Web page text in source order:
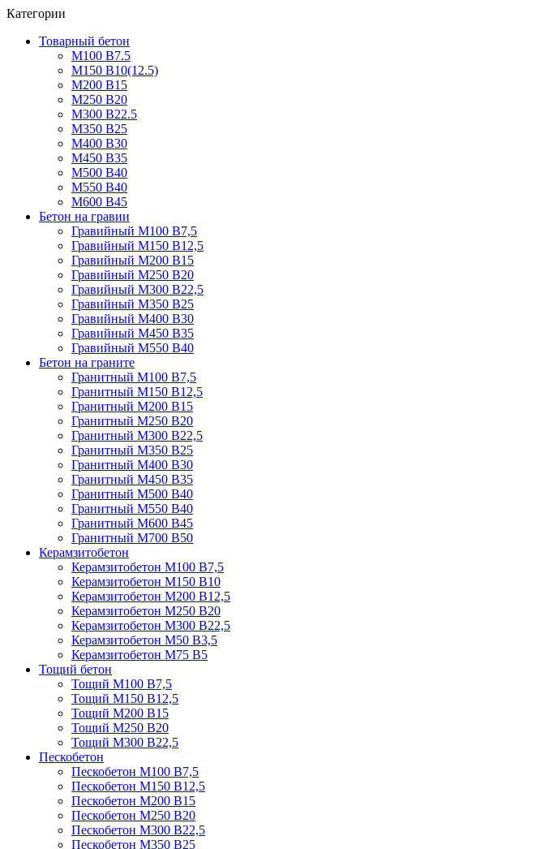
Категории
Товарный бетон
М100 В7.5
М150 В10(12.5)
М200 В15
М250 В20
М300 В22.5
М350 В25
М400 В30
М450 В35
М500 В40
М550 В40
М600 В45
Бетон на гравии
Гравийный М100 В7,5
Гравийный М150 В12,5
Гравийный М200 В15
Гравийный М250 В20
Гравийный М300 В22,5
Гравийный М350 В25
Гравийный М400 В30
Гравийный М450 В35
Гравийный М550 В40
Бетон на граните
Гранитный М100 В7,5
Гранитный М150 В12,5
Гранитный М200 В15
Гранитный М250 В20
Гранитный М300 В22,5
Гранитный М350 В25
Гранитный М400 В30
Гранитный М450 В35
Гранитный М500 В40
Гранитный М550 В40
Гранитный М600 В45
Гранитный М700 В50
Керамзитобетон
Керамзитобетон М100 В7,5
Керамзитобетон М150 В10
Керамзитобетон М200 В12,5
Керамзитобетон М250 В20
Керамзитобетон М300 В22,5
Керамзитобетон М50 В3,5
Керамзитобетон М75 В5
Тощий бетон
Тощий М100 В7,5
Тощий М150 В12,5
Тощий М200 В15
Тощий М250 В20
Тощий М300 В22,5
Пескобетон
Пескобетон М100 В7,5
Пескобетон М150 В12,5
Пескобетон М200 В15
Пескобетон М250 В20
Пескобетон М300 В22,5
Пескобетон М350 В25